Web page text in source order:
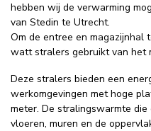
hebben wij de verwarming
van Stedin te Utrecht.
Om de entree en magazijnhal
watt stralers gebruikt van het
Deze stralers bieden een
werkomgevingen met hoge
meter. De stralingswarmte
vloeren, muren en de